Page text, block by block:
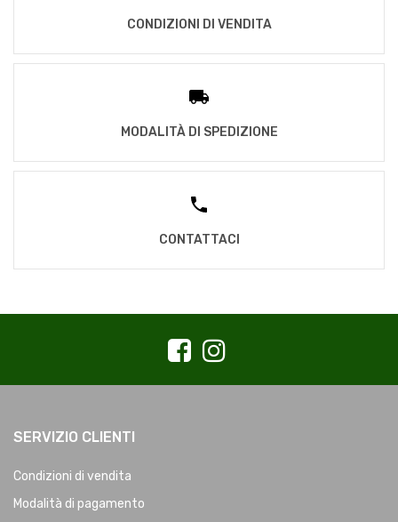
CONDIZIONI DI VENDITA
MODALITÀ DI SPEDIZIONE
CONTATTACI
SERVIZIO CLIENTI
Condizioni di vendita
Modalità di pagamento